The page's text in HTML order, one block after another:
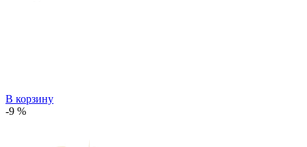
В корзину
-9 %